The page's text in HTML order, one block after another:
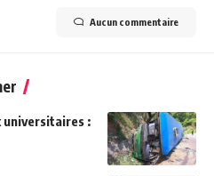
Aucun commentaire
universitaires :